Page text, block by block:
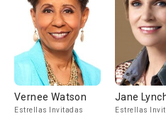
Vernee Watson
Estrellas Invitadas
Jane
Estrellas